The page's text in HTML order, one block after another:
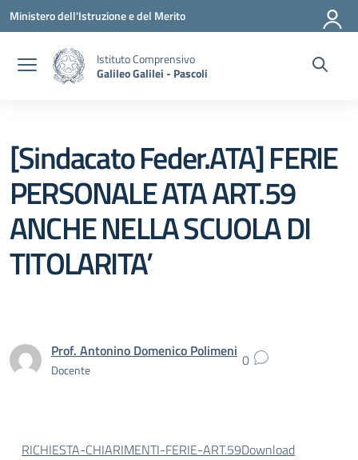
Vai ai contenuti
Vai al menu di navigazione
Vai al footer
Ministero dell'Istruzione e del Merito
Istituto Comprensivo
Galileo Galilei - Pascoli
[Sindacato Feder.ATA] FERIE
PERSONALE ATA ART.59
ANCHE NELLA SCUOLA DI
TITOLARITA’
Prof. Antonino Domenico Polimeni
Docente 0
RICHIESTA-CHIARIMENTI-FERIE-ART.59Download